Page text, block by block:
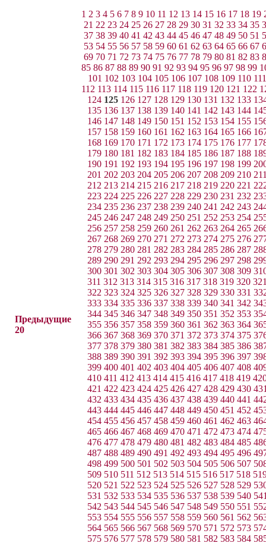
Предыдущие
20
1 2 3 4 5 6 7 8 9 10 11 12 13 14 15 16 17 18 19
21 22 23 24 25 26 27 28 29 30 31 32 33 34 35
37 38 39 40 41 42 43 44 45 46 47 48 49 50 51
53 54 55 56 57 58 59 60 61 62 63 64 65 66 67
69 70 71 72 73 74 75 76 77 78 79 80 81 82 83
85 86 87 88 89 90 91 92 93 94 95 96 97 98 99
101 102 103 104 105 106 107 108 109 110 111
112 113 114 115 116 117 118 119 120 121 122
124 125 126 127 128 129 130 131 132 133
135 136 137 138 139 140 141 142 143 144
146 147 148 149 150 151 152 153 154 155
157 158 159 160 161 162 163 164 165 166
168 169 170 171 172 173 174 175 176 177
179 180 181 182 183 184 185 186 187 188
190 191 192 193 194 195 196 197 198 199
201 202 203 204 205 206 207 208 209 210
212 213 214 215 216 217 218 219 220 221
223 224 225 226 227 228 229 230 231 232
234 235 236 237 238 239 240 241 242 243
245 246 247 248 249 250 251 252 253 254
256 257 258 259 260 261 262 263 264 265
267 268 269 270 271 272 273 274 275 276
278 279 280 281 282 283 284 285 286 287
289 290 291 292 293 294 295 296 297 298
300 301 302 303 304 305 306 307 308 309
311 312 313 314 315 316 317 318 319 320
322 323 324 325 326 327 328 329 330 331
333 334 335 336 337 338 339 340 341 342
344 345 346 347 348 349 350 351 352 353
355 356 357 358 359 360 361 362 363 364
366 367 368 369 370 371 372 373 374 375
377 378 379 380 381 382 383 384 385 386
388 389 390 391 392 393 394 395 396 397
399 400 401 402 403 404 405 406 407 408
410 411 412 413 414 415 416 417 418 419
421 422 423 424 425 426 427 428 429 430
432 433 434 435 436 437 438 439 440 441
443 444 445 446 447 448 449 450 451 452
454 455 456 457 458 459 460 461 462 463
465 466 467 468 469 470 471 472 473 474
476 477 478 479 480 481 482 483 484 485
487 488 489 490 491 492 493 494 495 496
498 499 500 501 502 503 504 505 506 507
509 510 511 512 513 514 515 516 517 518
520 521 522 523 524 525 526 527 528 529
531 532 533 534 535 536 537 538 539 540
542 543 544 545 546 547 548 549 550 551
553 554 555 556 557 558 559 560 561 562
564 565 566 567 568 569 570 571 572 573
575 576 577 578 579 580 581 582 583 584